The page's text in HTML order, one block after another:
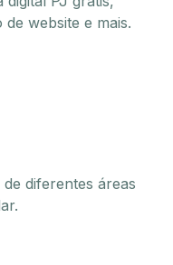
website e mais.
diferentes áreas